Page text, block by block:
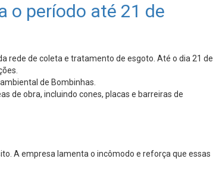
o período até 21 de
rede de coleta e tratamento de esgoto. Até o dia 21 de
de Bombinhas.
de obra, incluindo cones, placas e barreiras de
A empresa lamenta o incômodo e reforça que essas